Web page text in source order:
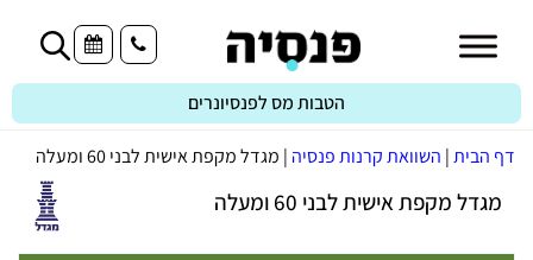
הטבות מס לפנסיונרים
דף הבית| השוואת קרנות פנסיה | מגדל מקפת אישית לבני 60 ומעלה
מגדל מקפת אישית לבני 60 ומעלה